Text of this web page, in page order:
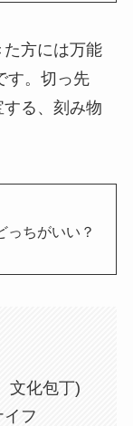
方には万能
す。切っ先
する、刻み物
っちがいい？
文化包丁)
フ